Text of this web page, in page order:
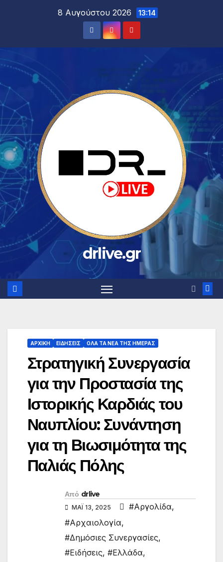
8 Αυγούστου 2026 13:14
drlive.gr
ΑΡΧΙΚΗ ΕΙΔΗΣΕΙΣ ΟΛΑ ΤΑ ΝΕΑ ΤΗΣ ΗΜΕΡΑΣ
Στρατηγική Συνεργασία
για την Προστασία της
Ιστορικής Καρδιάς του
Ναυπλίου: Συνάντηση
για τη Βιωσιμότητα της
Παλιάς Πόλης
Από drlive
ΜΆΙ 13, 2025 #Αργολίδα,
#Αρχαιολογία,
#Δημόσιες Συνεργασίες,
#Ειδήσεις, #Ελλάδα,